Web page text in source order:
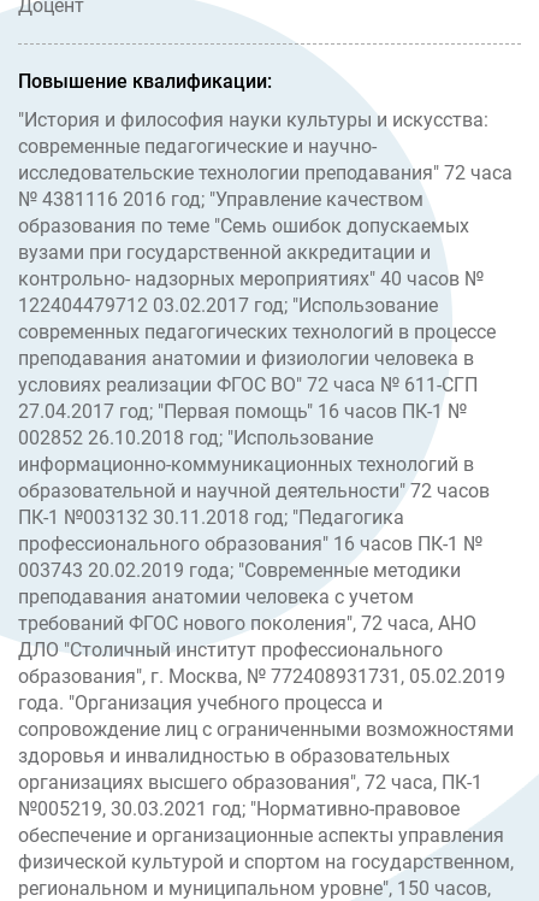
Доцент
Повышение квалификации:
"История и философия науки культуры и искусства:
современные педагогические и научно-
исследовательские технологии преподавания" 72 часа
№ 4381116 2016 год; "Управление качеством
образования по теме "Семь ошибок допускаемых
вузами при государственной аккредитации и
контрольно- надзорных мероприятиях" 40 часов №
122404479712 03.02.2017 год; "Использование
современных педагогических технологий в процессе
преподавания анатомии и физиологии человека в
условиях реализации ФГОС ВО" 72 часа № 611-СГП
27.04.2017 год; "Первая помощь" 16 часов ПК-1 №
002852 26.10.2018 год; "Использование
информационно-коммуникационных технологий в
образовательной и научной деятельности" 72 часов
ПК-1 №003132 30.11.2018 год; "Педагогика
профессионального образования" 16 часов ПК-1 №
003743 20.02.2019 года; "Современные методики
преподавания анатомии человека с учетом
требований ФГОС нового поколения", 72 часа, АНО
ДЛО "Столичный институт профессионального
образования", г. Москва, № 772408931731, 05.02.2019
года. "Организация учебного процесса и
сопровождение лиц с ограниченными возможностями
здоровья и инвалидностью в образовательных
организациях высшего образования", 72 часа, ПК-1
№005219, 30.03.2021 год; "Нормативно-правовое
обеспечение и организационные аспекты управления
физической культурой и спортом на государственном,
региональном и муниципальном уровне", 150 часов,